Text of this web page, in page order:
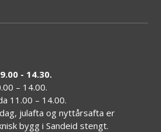
- 14.30.
– 14.00.
11.00 – 14.00.
julafta og nyttårsafta er
bygg i Sandeid stengt.